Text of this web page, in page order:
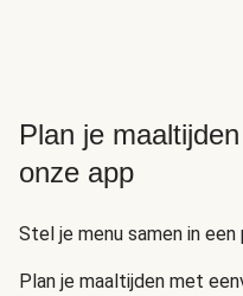
Plan je
onze app
Stel je menu samen in een
Plan je maaltijden met